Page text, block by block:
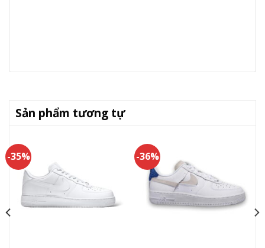
Sản phẩm tương tự
-35% -36%